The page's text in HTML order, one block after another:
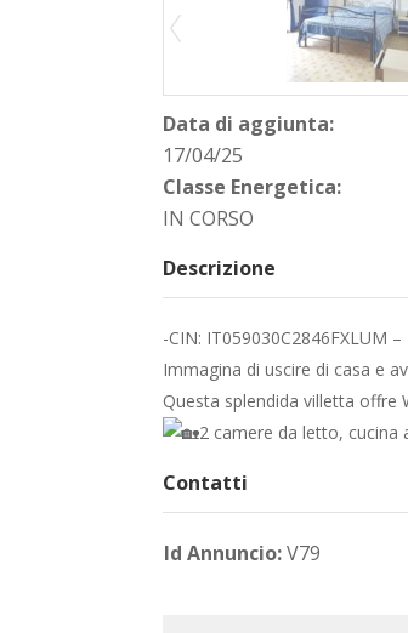
Data di aggiunta:
17/04/25
Classe Energetica:
IN CORSO
Descrizione
-CIN: IT059030C2846FXLUM –
Immagina di uscire di casa e
Questa splendida villetta
2 camere da letto, cucina
Contatti
Id Annuncio:V79